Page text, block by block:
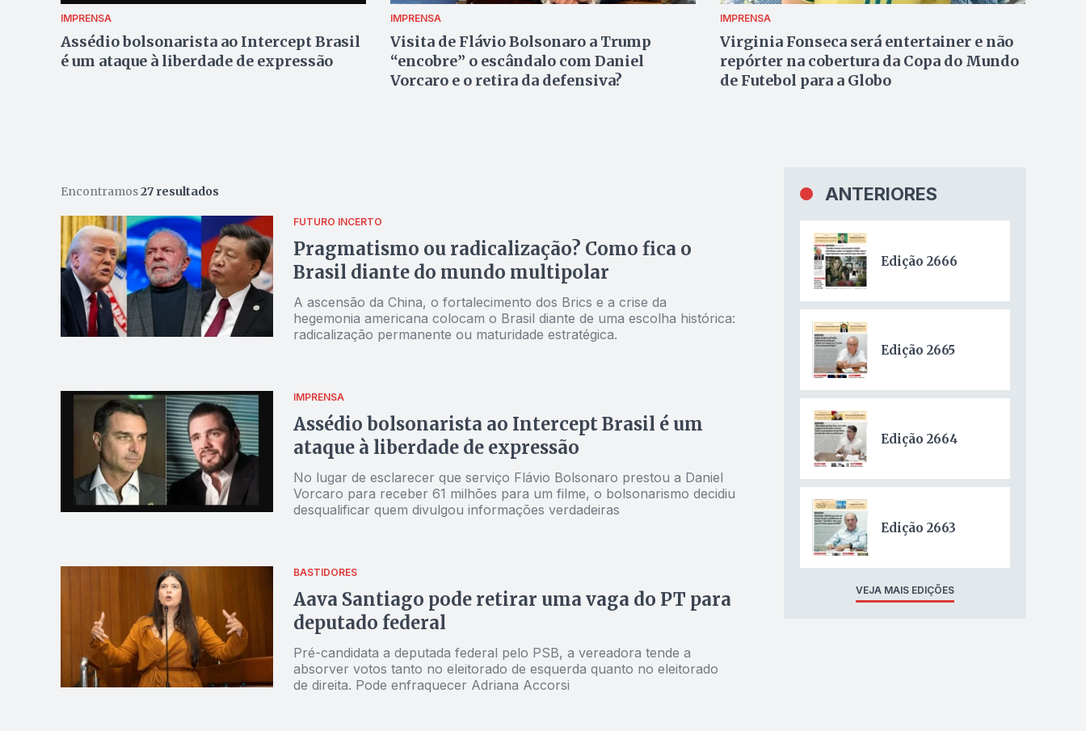
IMPRENSA
Assédio bolsonarista ao Intercept Brasil
é um ataque à liberdade de expressão
IMPRENSA
Visita de Flávio Bolsonaro a Trump
“encobre” o escândalo com Daniel
Vorcaro e o retira da defensiva?
IMPRENSA
Virginia Fonseca será entertainer e não
repórter na cobertura da Copa do Mundo
de Futebol para a Globo
Encontramos27 resultados
FUTURO INCERTO
Pragmatismo ou radicalização? Como fica o
Brasil diante do mundo multipolar
A ascensão da China, o fortalecimento dos Brics e a crise da
hegemonia americana colocam o Brasil diante de uma escolha histórica:
radicalização permanente ou maturidade estratégica.
IMPRENSA
Assédio bolsonarista ao Intercept Brasil é um
ataque à liberdade de expressão
No lugar de esclarecer que serviço Flávio Bolsonaro prestou a Daniel
Vorcaro para receber 61 milhões para um filme, o bolsonarismo decidiu
desqualificar quem divulgou informações verdadeiras
BASTIDORES
Aava Santiago pode retirar uma vaga do PT para
deputado federal
Pré-candidata a deputada federal pelo PSB, a vereadora tende a
absorver votos tanto no eleitorado de esquerda quanto no eleitorado
de direita. Pode enfraquecer Adriana Accorsi
ANTERIORES
Edição 2666
Edição 2665
Edição 2664
Edição 2663
VEJA MAIS EDIÇÕES